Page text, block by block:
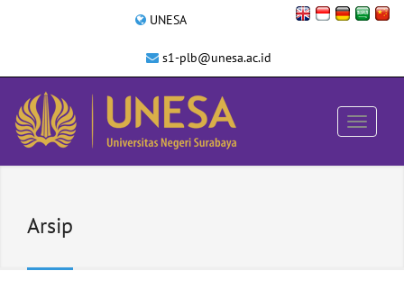
UNESA
s1-plb@unesa.ac.id
Arsip